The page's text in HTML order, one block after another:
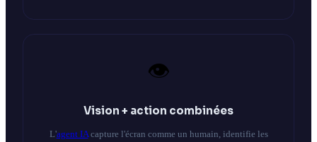
👁️
Vision + action combinées
L'agent IAcapture l'écran comme un humain, identifie les